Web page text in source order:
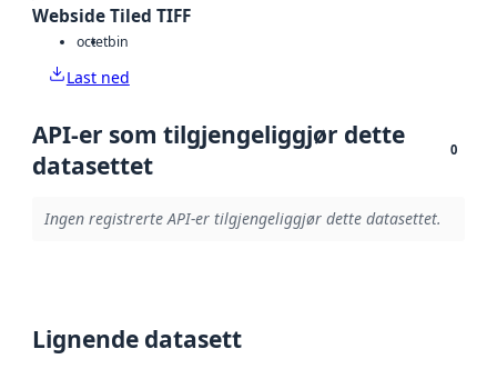
Webside Tiled TIFF
octetbin
Last ned
API-er som tilgjengeliggjør dette
datasettet
0
Ingen registrerte API-er tilgjengeliggjør dette datasettet.
Lignende datasett